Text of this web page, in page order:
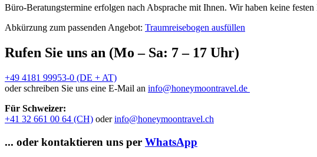
Büro-Beratungstermine erfolgen nach Absprache mit Ihnen. Wir haben keine festen
Abkürzung zum passenden Angebot: Traumreisebogen ausfüllen
Rufen Sie uns an (Mo – Sa: 7 – 17 Uhr)
+49 4181 99953-0 (DE + AT)
oder schreiben Sie uns eine E-Mail an info@honeymoontravel.de
Für Schweizer:
+41 32 661 00 64 (CH) oderinfo@honeymoontravel.ch
... oder kontaktieren uns per WhatsApp